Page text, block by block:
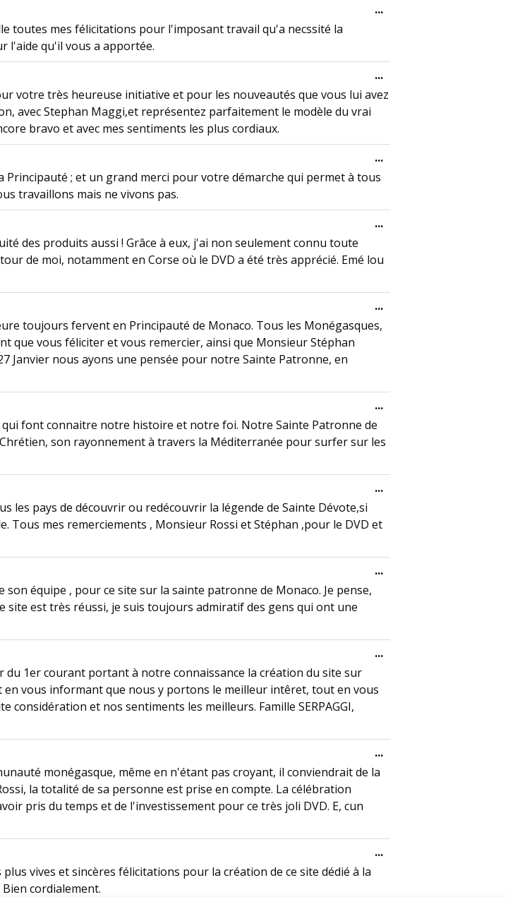
toutes mes félicitations pour l'imposant travail qu'a necssité la
l'aide qu'il vous a apportée.
...Toggle this metabox.
votre très heureuse initiative et pour les nouveautés que vous lui avez
avec Stephan Maggi,et représentez parfaitement le modèle du vrai
bravo et avec mes sentiments les plus cordiaux.
...Toggle this metabox.
; et un grand merci pour votre démarche qui permet à tous
travaillons mais ne vivons pas.
...Toggle this metabox.
des produits aussi ! Grâce à eux, j'ai non seulement connu toute
de moi, notamment en Corse où le DVD a été très apprécié. Emé lou
...Toggle this metabox.
toujours fervent en Principauté de Monaco. Tous les Monégasques,
que vous féliciter et vous remercier, ainsi que Monsieur Stéphan
Janvier nous ayons une pensée pour notre Sainte Patronne, en
...Toggle this metabox.
font connaitre notre histoire et notre foi. Notre Sainte Patronne de
son rayonnement à travers la Méditerranée pour surfer sur les
...Toggle this metabox.
les pays de découvrir ou redécouvrir la légende de Sainte Dévote,si
Tous mes remerciements , Monsieur Rossi et Stéphan ,pour le DVD et
...Toggle this metabox.
équipe , pour ce site sur la sainte patronne de Monaco. Je pense,
site est très réussi, je suis toujours admiratif des gens qui ont une
...Toggle this metabox.
1er courant portant à notre connaissance la création du site sur
vous informant que nous y portons le meilleur intêret, tout en vous
et nos sentiments les meilleurs. Famille SERPAGGI,
...Toggle this metabox.
monégasque, même en n'étant pas croyant, il conviendrait de la
la totalité de sa personne est prise en compte. La célébration
pris du temps et de l'investissement pour ce très joli DVD. E, cun
...Toggle this metabox.
vives et sincères félicitations pour la création de ce site dédié à la
cordialement.
...Toggle this metabox.